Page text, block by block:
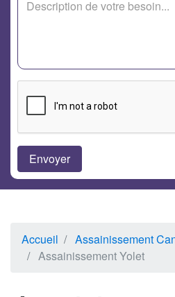
Accueil
Assainissement
Assainissement Yolet